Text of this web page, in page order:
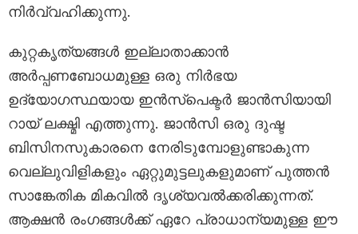
നിർവ്വഹിക്കുന്നു.
കുറ്റകൃത്യങ്ങൾ ഇല്ലാതാക്കാൻ
അർപ്പണബോധമുള്ള ഒരു നിർഭയ
ഉദ്യോഗസ്ഥയായ ഇൻസ്‌പെക്ടർ ജാൻസിയായി
റായ് ലക്ഷ്മി എത്തുന്നു. ജാൻസി ഒരു ദുഷ്ട
ബിസിനസുകാരനെ നേരിടുമ്പോളുണ്ടാകുന്ന
വെല്ലുവിളികളും ഏറ്റുമുട്ടലുകളുമാണ് പുത്തൻ
സാങ്കേതിക മികവിൽ ദൃശ്യവൽക്കരിക്കുന്നത്.
ആക്ഷൻ രംഗങ്ങൾക്ക് ഏറേ പ്രാധാന്യമുള്ള ഈ